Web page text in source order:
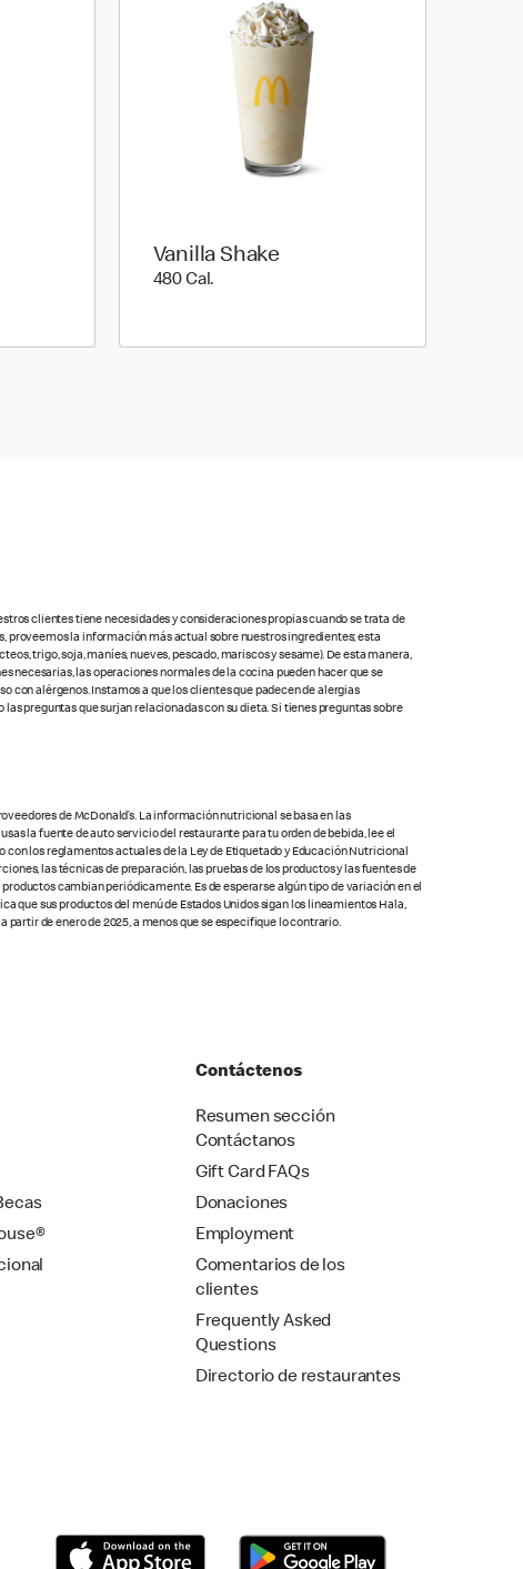
Vanilla Shake
480 Cal.
clientes tiene necesidades y consideraciones propias cuando se trata de
proveemos la información más actual sobre nuestros ingredientes; esta
trigo, soja, maníes, nueves, pescado, mariscos y sesame). De esta manera,
necesarias, las operaciones normales de la cocina pueden hacer que se
con alérgenos. Instamos a que los clientes que padecen de alergias
preguntas que surjan relacionadas con su dieta. Si tienes preguntas sobre
de McDonald’s. La información nutricional se basa en las
la fuente de auto servicio del restaurante para tu orden de bebida, lee el
los reglamentos actuales de la Ley de Etiquetado y Educación Nutricional
las técnicas de preparación, las pruebas de los productos y las fuentes de
cambian periódicamente. Es de esperarse algún tipo de variación en el
que sus productos del menú de Estados Unidos sigan los lineamientos Hala,
de enero de 2025, a menos que se especifique lo contrario.
Contáctenos
Resumen sección
Contáctanos
Gift Card FAQs
Donaciones
Employment
Comentarios de los
clientes
Frequently Asked
Questions
Directorio de restaurantes